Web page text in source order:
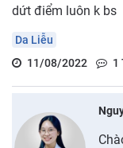
dứt điểm luôn k bs
Da Liễu
11/08/2022
1